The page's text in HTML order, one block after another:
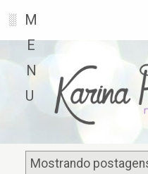
░
M
E
N
U
Mostrando